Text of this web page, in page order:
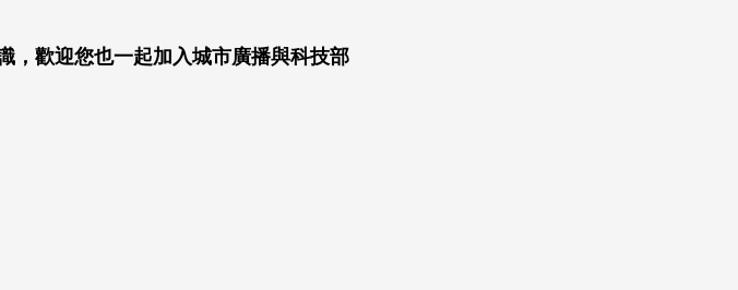
，歡迎您也一起加入城市廣播與科技部